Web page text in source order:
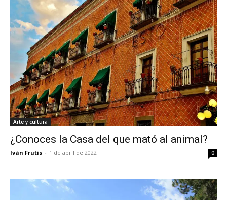
Arte y cultura
¿Conoces la Casa del que mató al animal?
Iván Frutis - 1 de abril de 2022 0